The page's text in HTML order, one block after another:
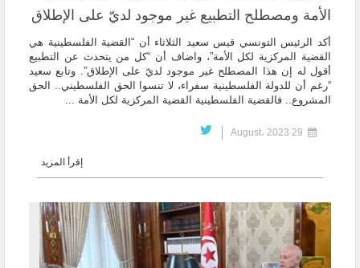
الأمة ومصطلح التطبيع غير موجود لديّ على الإطلاق
أكد الرئيس التونسي قيس سعيد الثلاثاء أن “القضية الفلسطينية هي
القضية المركزية لكل الأمة”، واضاف أن “كل من يتحدث عن التطبيع
أقول له إن هذا المصطلح غير موجود لديّ على الإطلاق”. وتابع سعيد
“رغم أن للدولة الفلسطينية سفراء، لا تنسوا الحق الفلسطيني.. الحق
المشروع.. فالقضية الفلسطينية القضية المركزية لكل الأمة ...
إقرأ المزيد